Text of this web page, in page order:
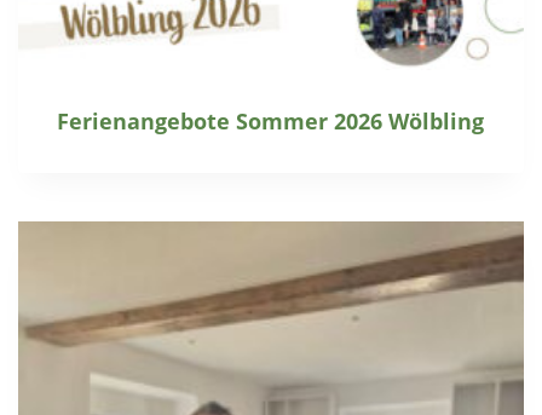
Ferienangebote Sommer 2026 Wölbling